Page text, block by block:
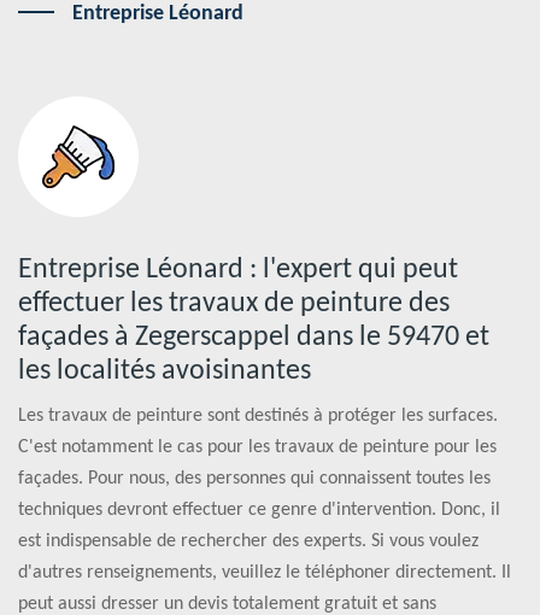
Entreprise Léonard
Entreprise Léonard : l'expert qui peut
effectuer les travaux de peinture des
façades à Zegerscappel dans le 59470 et
les localités avoisinantes
Les travaux de peinture sont destinés à protéger les surfaces.
C'est notamment le cas pour les travaux de peinture pour les
façades. Pour nous, des personnes qui connaissent toutes les
techniques devront effectuer ce genre d'intervention. Donc, il
est indispensable de rechercher des experts. Si vous voulez
d'autres renseignements, veuillez le téléphoner directement. Il
peut aussi dresser un devis totalement gratuit et sans